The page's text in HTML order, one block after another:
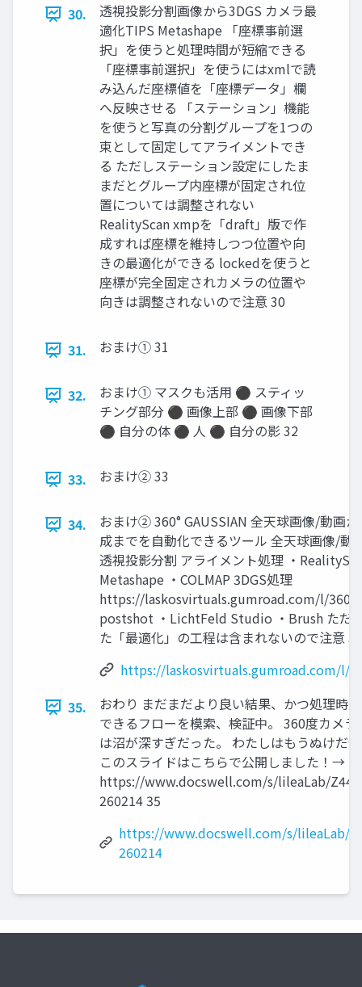
30.
透視投影分割画像から3DGS カメラ最
適化TIPS Metashape 「座標事前選
択」を使うと処理時間が短縮できる
「座標事前選択」を使うにはxmlで読
み込んだ座標値を「座標データ」欄
へ反映させる 「ステーション」機能
を使うと写真の分割グループを1つの
束として固定してアライメントでき
る ただしステーション設定にしたま
まだとグループ内座標が固定され位
置については調整されない
RealityScan xmpを「draft」版で作
成すれば座標を維持しつつ位置や向
きの最適化ができる lockedを使うと
座標が完全固定されカメラの位置や
向きは調整されないので注意 30
31. おまけ① 31
32.
おまけ① マスクも活用 ⚫ スティッ
チング部分 ⚫ 画像上部 ⚫ 画像下部
⚫ 自分の体 ⚫ 人 ⚫ 自分の影 32
33. おまけ② 33
34.
おまけ② 360° GAUSSIAN 全天球画像/動画か
成までを自動化できるツール 全天球画像/動
透視投影分割 アライメント処理 ・
Metashape ・COLMAP 3DGS処理
https://laskosvirtuals.gumroad.com/l/
postshot ・LichtFeld Studio ・Brush ただ
た「最適化」の工程は含まれないので注意 34
https://laskosvirtuals.gumroad.com/l/
35.
おわり まだまだより良い結果、かつ処理時
できるフローを模索、検証中。 360度カメラ
は沼が深すぎだった。 わたしはもうぬけだ
このスライドはこちらで公開しました！→
https://www.docswell.com/s/lileaLab/
260214 35
https://www.docswell.com/s/lileaLab/
260214